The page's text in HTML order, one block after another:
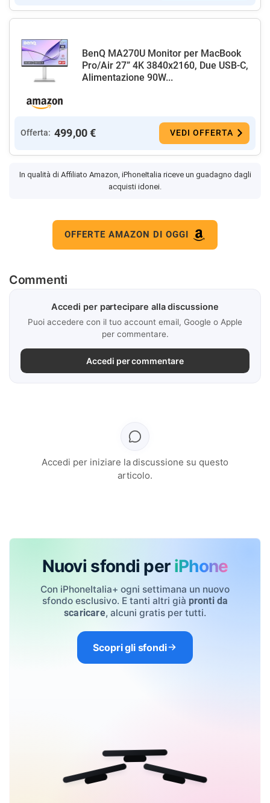
BenQ MA270U Monitor per MacBook
Pro/Air 27” 4K 3840x2160, Due USB-C,
Alimentazione 90W...
Offerta: 499,00 € VEDI OFFERTA
In qualità di Affiliato Amazon, iPhoneItalia riceve un guadagno dagli
acquisti idonei.
OFFERTE AMAZON DI OGGI
Commenti
Accedi per partecipare alla discussione
Puoi accedere con il tuo account email, Google o Apple
per commentare.
Accedi per commentare
Accedi per iniziare la discussione su questo
articolo.
Nuovi sfondi per iPhone
Con iPhoneItalia+ ogni settimana un nuovo
sfondo esclusivo. E tanti altri già pronti da
scaricare, alcuni gratis per tutti.
Scopri gli sfondi